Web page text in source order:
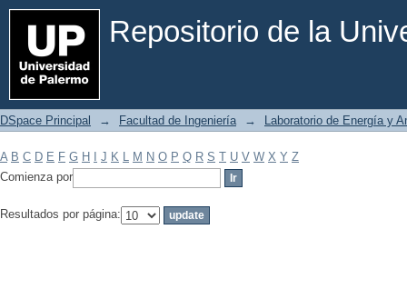
Repositorio de la
Filtrar por: Materia
DSpace Principal → Facultad de Ingeniería → Laboratorio de Energía y
A B C D E F G H J K L M N O P Q R S T U V W X Y Z
Comienza por
Resultados por página: